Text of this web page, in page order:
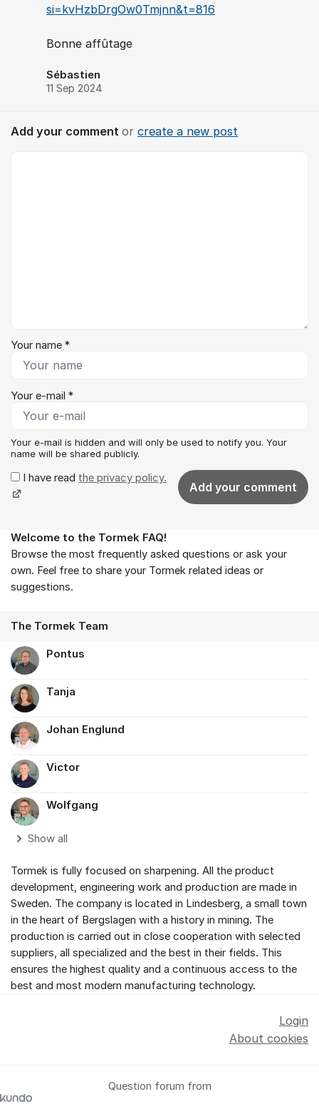
si=kvHzbDrgOw0Tmjnn&t=816
Bonne affûtage
Sébastien
11 Sep 2024
Add your comment or create a new post
Your name *
Your e-mail *
Your e-mail is hidden and will only be used to notify you. Your
name will be shared publicly.
I have read the privacy policy.
Add your comment
About the forum
Welcome to the Tormek FAQ!
Browse the most frequently asked questions or ask your
own. Feel free to share your Tormek related ideas or
suggestions.
The Tormek Team
Pontus
Tanja
Johan Englund
Victor
Wolfgang
Show all
Tormek is fully focused on sharpening. All the product
development, engineering work and production are made in
Sweden. The company is located in Lindesberg, a small town
in the heart of Bergslagen with a history in mining. The
production is carried out in close cooperation with selected
suppliers, all specialized and the best in their fields. This
ensures the highest quality and a continuous access to the
best and most modern manufacturing technology.
Question forum from
Login
About cookies